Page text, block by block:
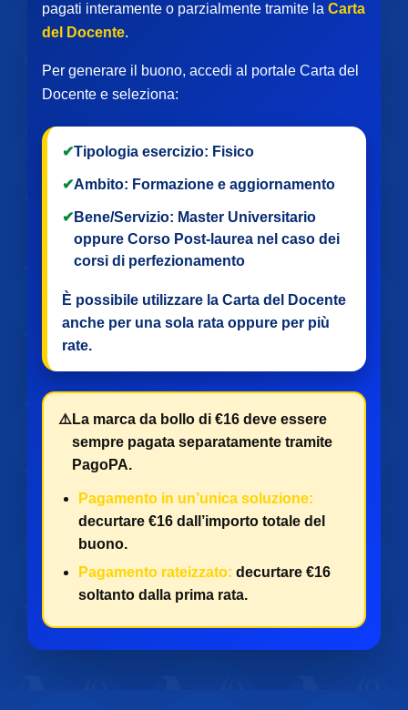
pagati interamente o parzialmente tramite la Carta
del Docente.
Per generare il buono, accedi al portale Carta del
Docente e seleziona:
✔Tipologia esercizio: Fisico
✔Ambito: Formazione e aggiornamento
✔ Bene/Servizio: Master Universitario
oppure Corso Post-laurea nel caso dei
corsi di perfezionamento
È possibile utilizzare la Carta del Docente
anche per una sola rata oppure per più
rate.
⚠️ La marca da bollo di €16 deve essere
sempre pagata separatamente tramite
PagoPA.
Pagamento in un’unica soluzione:
decurtare €16 dall’importo totale del
buono.
Pagamento rateizzato: decurtare €16
soltanto dalla prima rata.